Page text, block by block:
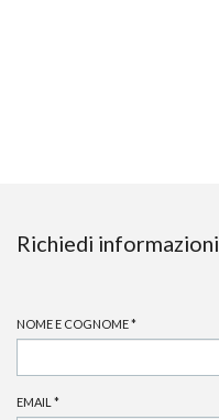
Richiedi informazioni
NOME E COGNOME*
EMAIL *